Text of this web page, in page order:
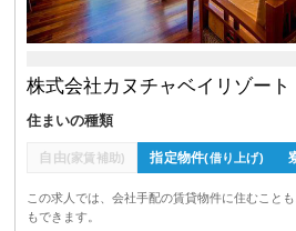
株式会社カヌチャベイリゾート
住まいの種類
自由(家賃補助) 指定物件(借り上げ)
この求人では、会社手配の賃貸物件に住むこと
もできます。